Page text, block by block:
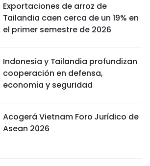
Exportaciones de arroz de
Tailandia caen cerca de un 19% en
el primer semestre de 2026
Indonesia y Tailandia profundizan
cooperación en defensa,
economía y seguridad
Acogerá Vietnam Foro Jurídico de
Asean 2026